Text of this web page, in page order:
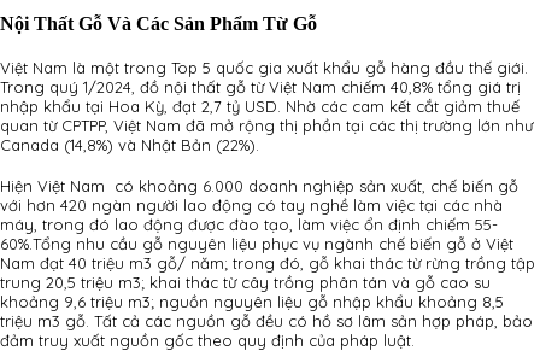
Nội Thất Gỗ Và Các Sản Phẩm Từ Gỗ
Việt Nam là một trong Top 5 quốc gia xuất khẩu gỗ hàng đầu thế giới.
Trong quý 1/2024, đồ nội thất gỗ từ Việt Nam chiếm 40,8% tổng giá trị
nhập khẩu tại Hoa Kỳ, đạt 2,7 tỷ USD. Nhờ các cam kết cắt giảm thuế
quan từ CPTPP, Việt Nam đã mở rộng thị phần tại các thị trường lớn như
Canada (14,8%) và Nhật Bản (22%).
Hiện Việt Nam có khoảng 6.000 doanh nghiệp sản xuất, chế biến gỗ
với hơn 420 ngàn người lao động có tay nghề làm việc tại các nhà
máy, trong đó lao động được đào tạo, làm việc ổn định chiếm 55-
60%.Tổng nhu cầu gỗ nguyên liệu phục vụ ngành chế biến gỗ ở Việt
Nam đạt 40 triệu m3 gỗ/ năm; trong đó, gỗ khai thác từ rừng trồng tập
trung 20,5 triệu m3; khai thác từ cây trồng phân tán và gỗ cao su
khoảng 9,6 triệu m3; nguồn nguyên liệu gỗ nhập khẩu khoảng 8,5
triệu m3 gỗ. Tất cả các nguồn gỗ đều có hồ sơ lâm sản hợp pháp, bảo
đảm truy xuất nguồn gốc theo quy định của pháp luật.